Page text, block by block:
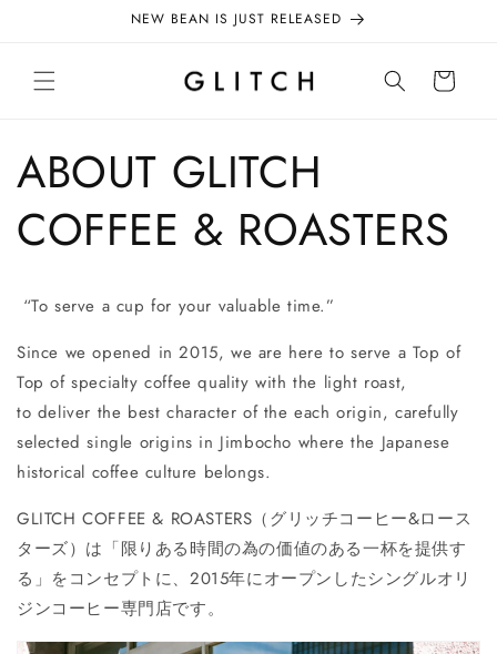
NEW BEAN IS JUST RELEASED
ー
ABOUT GLITCH
COFFEE & ROASTERS
“To serve a cup for your valuable time.”
Since we opened in 2015, we are here to serve a Top of
Top of specialty coffee quality with the light roast,
to deliver the best character of the each origin, carefully
selected single origins in Jimbocho where the Japanese
historical coffee culture belongs.
GLITCH COFFEE & ROASTERS（グリッチコーヒー&ロース
ターズ）は「限りある時間の為の価値のある一杯を提供す
る」をコンセプトに、2015年にオープンしたシングルオリ
ジンコーヒー専門店です。